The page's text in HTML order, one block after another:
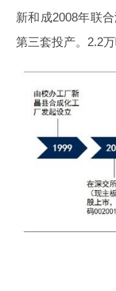
新和成2008年联
第三套投产。2.2